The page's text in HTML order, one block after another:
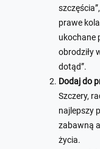
prawe
ukochane
obrodziły
dotąd”.
Dodaj do
Szczery,
najlepszy
zabawną
życia.